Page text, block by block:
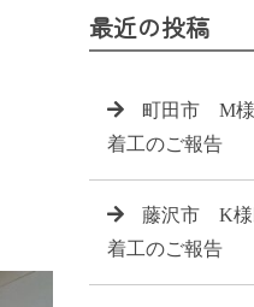
最近の投稿
町田市 M
着工のご報告
藤沢市 K
着工のご報告